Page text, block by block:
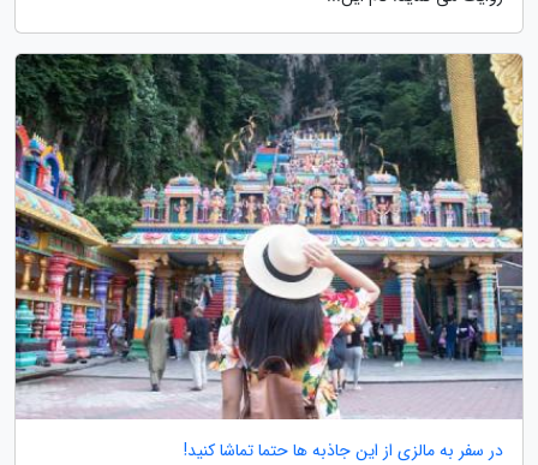
در سفر به مالزی از این جاذبه ها حتما تماشا کنید!